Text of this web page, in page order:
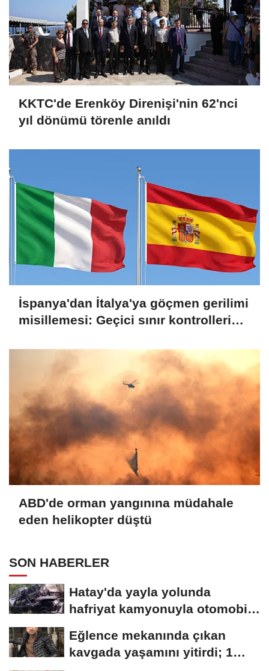
KKTC'de Erenköy Direnişi'nin 62'nci
yıl dönümü törenle anıldı
İspanya'dan İtalya'ya göçmen gerilimi
misillemesi: Geçici sınır kontrolleri
ABD'de orman yangınına müdahale
eden helikopter düştü
SON HABERLER
Hatay'da yayla yolunda
hafriyat kamyonuyla otomobil
Eğlence mekanında çıkan
kavgada yaşamını yitirdi; 1